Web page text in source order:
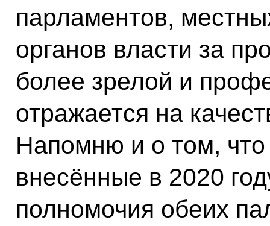
парламентов,
органов власти за
более зрелой и
отражается на
Напомню и о том, что
внесённые в 2020
полномочия обеих